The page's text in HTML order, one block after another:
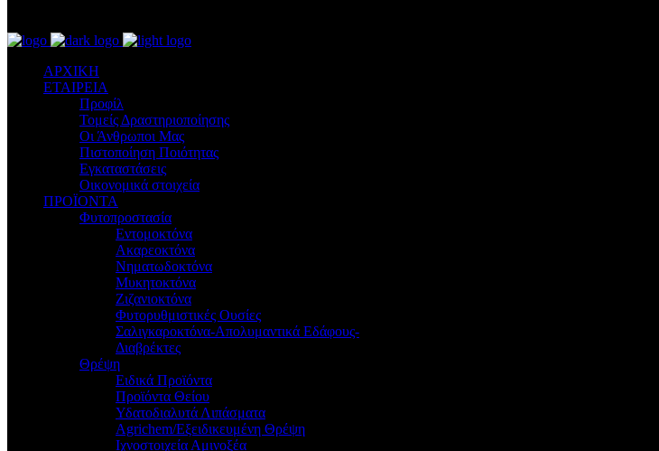
ΑΡΧΙΚΗ
ΕΤΑΙΡΕΙΑ
Προφίλ
Τομείς Δραστηριοποίησης
Οι Άνθρωποι Μας
Πιστοποίηση Ποιότητας
Εγκαταστάσεις
Οικονομικά στοιχεία
ΠΡΟΪΟΝΤΑ
Φυτοπροστασία
Εντομοκτόνα
Ακαρεοκτόνα
Νηματωδοκτόνα
Μυκητοκτόνα
Ζιζανιοκτόνα
Φυτορυθμιστικές Ουσίες
Σαλιγκαροκτόνα-Απολυμαντικά Εδάφους-
Διαβρέκτες
Θρέψη
Ειδικά Προϊόντα
Προϊόντα Θείου
Υδατοδιαλυτά Λιπάσματα
Agrichem/Εξειδικευμένη Θρέψη
Ιχνοστοιχεία Αμινοξέα